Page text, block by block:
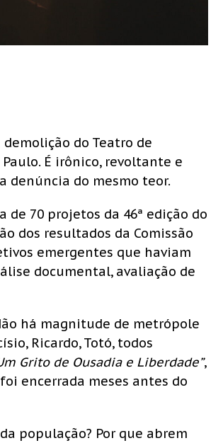
do Teatro de
É irônico, revoltante e
denúncia do mesmo teor.
70 projetos da 46ª edição do
dos resultados da Comissão
emergentes que haviam
documental, avaliação de
há magnitude de metrópole
Ricardo, Totó, todos
Grito de Ousadia e Liberdade”,
encerrada meses antes do
população? Por que abrem